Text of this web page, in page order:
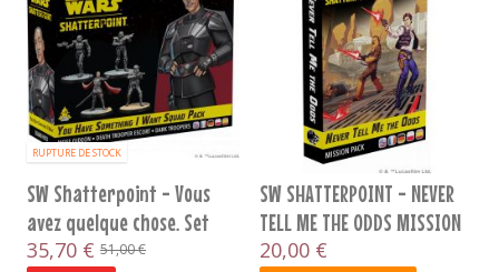
RUPTURE DE STOCK
SW Shatterpoint - Vous
avez quelque chose. Set
d'Esc
35,70 € 51,00 €
SW SHATTERPOINT - NEVER
TELL ME THE ODDS MISSION
P
20,00 €